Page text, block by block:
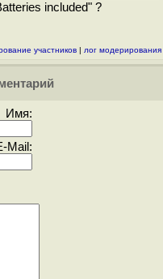
included" ?
участников | лог модерирования
Имя:
Mail: